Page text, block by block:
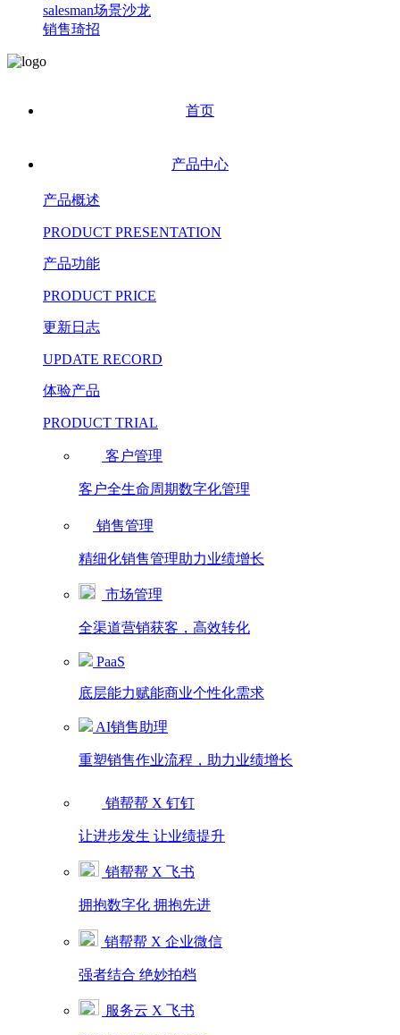
salesman场景沙龙
销售琦招
首页
产品中心
产品概述
PRODUCT PRESENTATION
产品功能
PRODUCT PRICE
更新日志
UPDATE RECORD
体验产品
PRODUCT TRIAL
客户管理
客户全生命周期数字化管理
销售管理
精细化销售管理助力业绩增长
市场管理
全渠道营销获客，高效转化
PaaS
底层能力赋能商业个性化需求
AI销售助理
重塑销售作业流程，助力业绩增长
销帮帮 X 钉钉
让进步发生 让业绩提升
销帮帮 X 飞书
拥抱数字化 拥抱先进
销帮帮 X 企业微信
强者结合 绝妙拍档
服务云 X 飞书